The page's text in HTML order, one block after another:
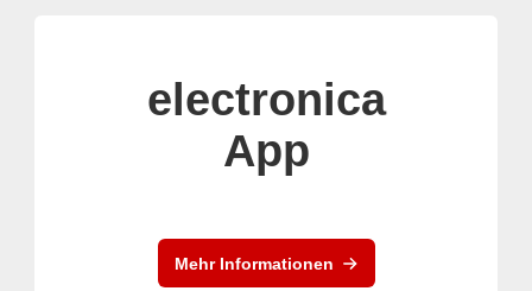
electronica
App
Mehr Informationen